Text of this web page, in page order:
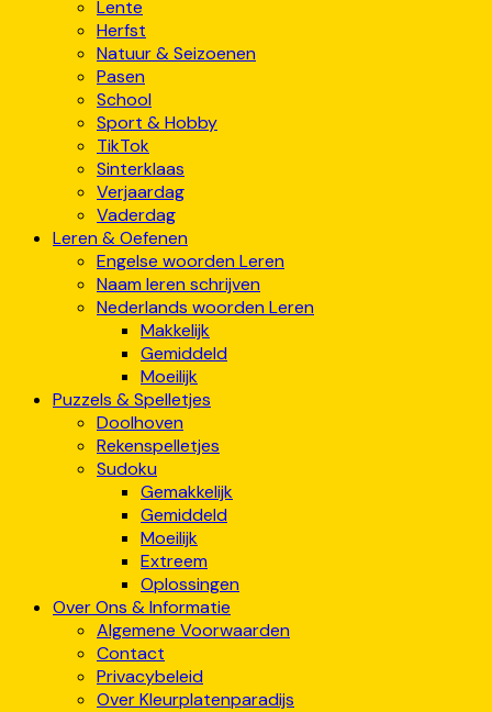
Lente
Herfst
Natuur & Seizoenen
Pasen
School
Sport & Hobby
TikTok
Sinterklaas
Verjaardag
Vaderdag
Leren & Oefenen
Engelse woorden Leren
Naam leren schrijven
Nederlands woorden Leren
Makkelijk
Gemiddeld
Moeilijk
Puzzels & Spelletjes
Doolhoven
Rekenspelletjes
Sudoku
Gemakkelijk
Gemiddeld
Moeilijk
Extreem
Oplossingen
Over Ons & Informatie
Algemene Voorwaarden
Contact
Privacybeleid
Over Kleurplatenparadijs